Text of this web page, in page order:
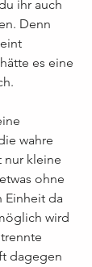
ihr auch
Denn
es eine
wahre
nur kleine
ohne
Einheit da
wird
dagegen